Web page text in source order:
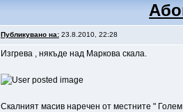
Публикувано на:23.8.2010, 22:28
Изгрева , някъде над Маркова скала.
Скалният масив наречен от местните "